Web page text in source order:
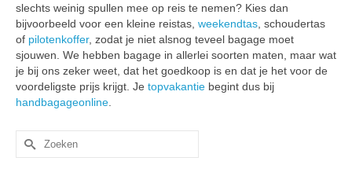
slechts weinig spullen mee op reis te nemen? Kies dan
bijvoorbeeld voor een kleine reistas, weekendtas, schoudertas
of pilotenkoffer, zodat je niet alsnog teveel bagage moet
sjouwen. We hebben bagage in allerlei soorten maten, maar wat
je bij ons zeker weet, dat het goedkoop is en dat je het voor de
voordeligste prijs krijgt. Je topvakantie begint dus bij
handbagageonline.
Zoek
naar: